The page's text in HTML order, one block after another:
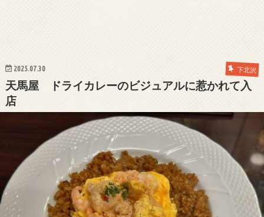
2025.07.30 下北沢
天馬屋 ドライカレーのビジュアルに惹かれて入
店